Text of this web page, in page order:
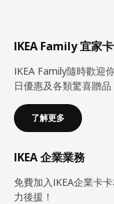
IKEA Family 宜家
IKEA Family隨時歡迎
日優惠及各類驚喜贈品
了解更多
IKEA 企業業務
免費加入IKEA企業卡
力後援！